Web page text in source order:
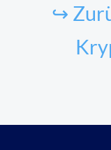
↪